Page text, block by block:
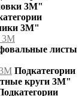
3М"
3М"
3М
листы
3М Подкатегории
круги 3М"